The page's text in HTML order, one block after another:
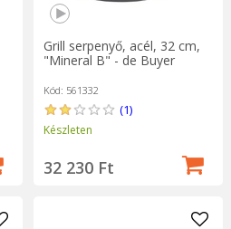
Grill serpenyő, acél, 32 cm,
"Mineral B" - de Buyer
Kód: 561332
(1)
Készleten
32 230 Ft